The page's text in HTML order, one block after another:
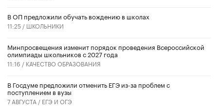
В ОП предложили обучать вождению в школах
11:25 / ШКОЛЬНИКИ
Минпросвещения изменит порядок проведения Всероссийской
олимпиады школьников с 2027 года
11:16 / КАЧЕСТВО ОБРАЗОВАНИЯ
В Госдуме предложили отменить ЕГЭ из-за проблем с
поступлением в вузы
7 АВГУСТА / ЕГЭ И ОГЭ